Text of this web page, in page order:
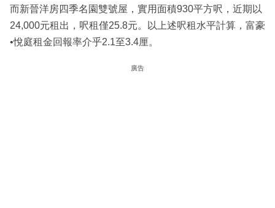
而新晉洋房四季名園雙號屋，實用面積930平方呎，近期以
24,000元租出，呎租僅25.8元。以上述呎租水平計算，富豪
•悅庭租金回報率介乎2.1至3.4厘。
廣告